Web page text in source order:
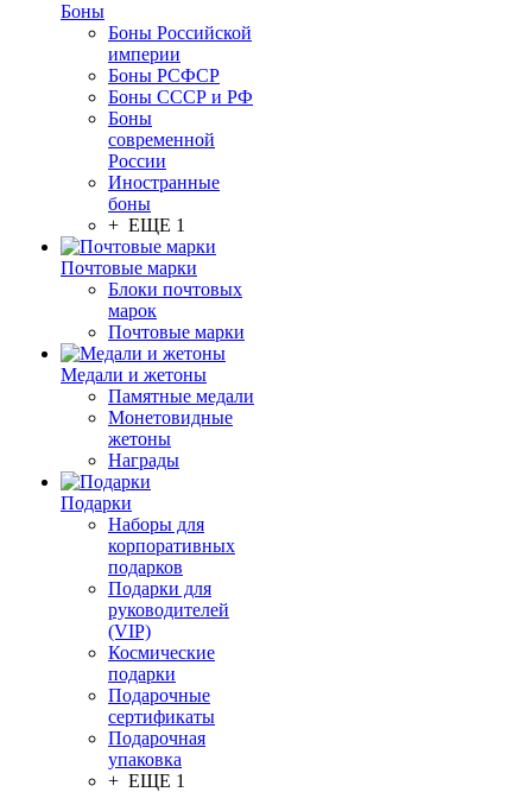
Боны
Боны Российской
империи
Боны РСФСР
Боны СССР и РФ
Боны
современной
России
Иностранные
боны
+ ЕЩЕ 1
Почтовые марки
Блоки почтовых
марок
Почтовые марки
Медали и жетоны
Памятные медали
Монетовидные
жетоны
Награды
Подарки
Наборы для
корпоративных
подарков
Подарки для
руководителей
(VIP)
Космические
подарки
Подарочные
сертификаты
Подарочная
упаковка
+ ЕЩЕ 1